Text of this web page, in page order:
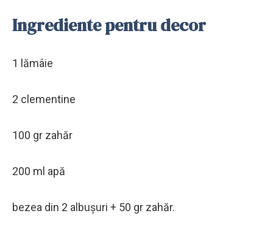
Ingrediente pentru decor
1 lămâie
2 clementine
100 gr zahăr
200 ml apă
bezea din 2 albușuri + 50 gr zahăr.